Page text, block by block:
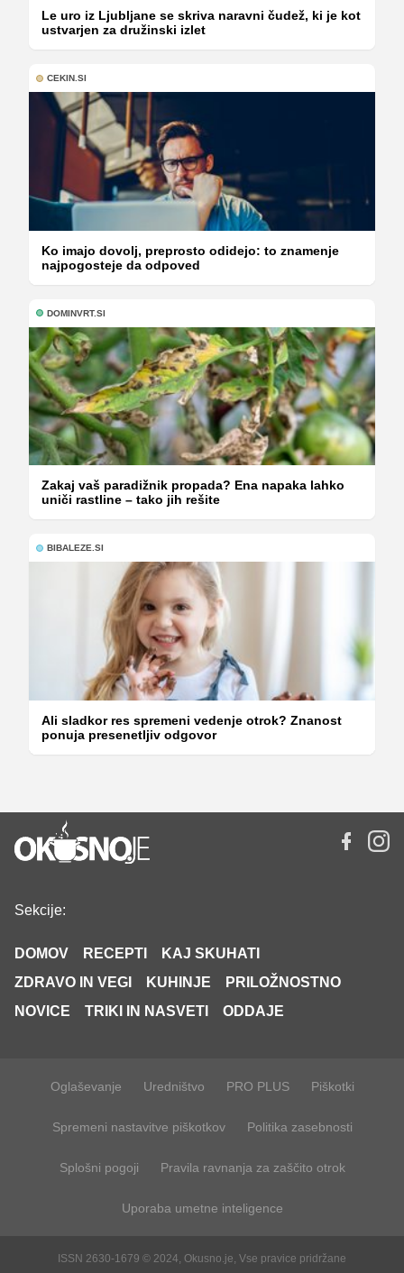
Le uro iz Ljubljane se skriva naravni čudež, ki je kot
ustvarjen za družinski izlet
CEKIN.SI
Ko imajo dovolj, preprosto odidejo: to znamenje
najpogosteje da odpoved
DOMINVRT.SI
Zakaj vaš paradižnik propada? Ena napaka lahko
uniči rastline – tako jih rešite
BIBALEZE.SI
Ali sladkor res spremeni vedenje otrok? Znanost
ponuja presenetljiv odgovor
Sekcije:
DOMOV RECEPTI
KAJ SKUHATI
ZDRAVO IN VEGI
KUHINJE
PRILOŽNOSTNO
NOVICE
TRIKI IN NASVETI ODDAJE
Oglaševanje Uredništvo PRO PLUS Piškotki
Spremeni nastavitve piškotkov Politika zasebnosti
Splošni pogoji Pravila ravnanja za zaščito otrok
Uporaba umetne inteligence
ISSN 2630-1679 © 2024, Okusno.je, Vse pravice pridržane